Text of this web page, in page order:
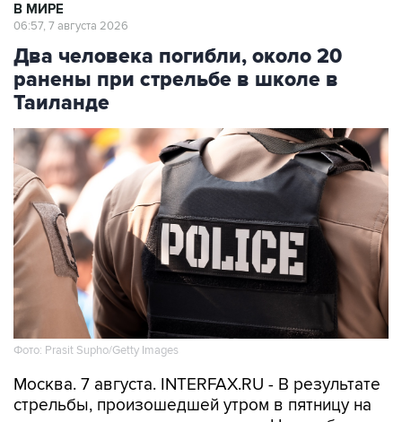
В МИРЕ
06:57, 7 августа 2026
Два человека погибли, около 20
ранены при стрельбе в школе в
Таиланде
Фото: Prasit Supho/Getty Images
Москва. 7 августа. INTERFAX.RU - В результате
стрельбы, произошедшей утром в пятницу на